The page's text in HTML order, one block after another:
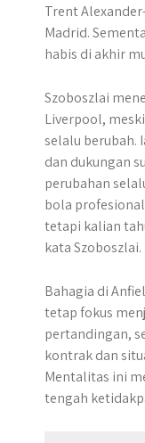
Trent
Madrid.
habis di akhir
Szoboszlai
Liverpool,
selalu berubah.
dan dukungan
perubahan
bola
tetapi kalian
kata Szoboszlai.
Bahagia di
tetap fokus
pertandingan,
kontrak dan
Mentalitas ini
tengah